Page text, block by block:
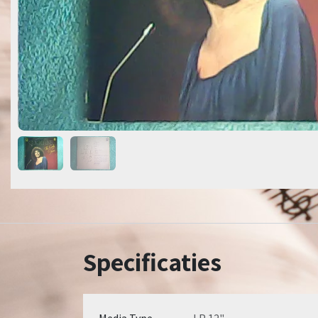
Specificaties